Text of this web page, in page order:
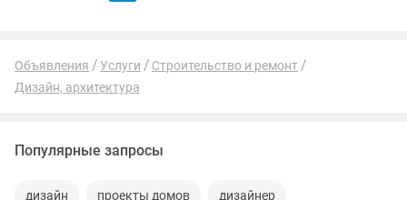
Объявления Услуги
Строительство и ремонт
Дизайн, архитектура
Популярные запросы
дизайн проекты домов дизайнер